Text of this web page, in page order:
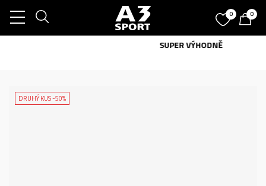
0 0
SUPER VÝHODNĚ
DRUHÝ KUS -50%